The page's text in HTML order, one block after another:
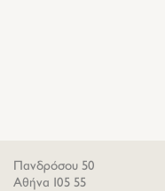
Πανδρόσου 50
Αθήνα 105 55